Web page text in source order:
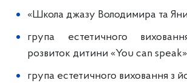
«Школа джазу Володимира та
група естетичного
розвиток дитини «You can
група естетичного виховання з